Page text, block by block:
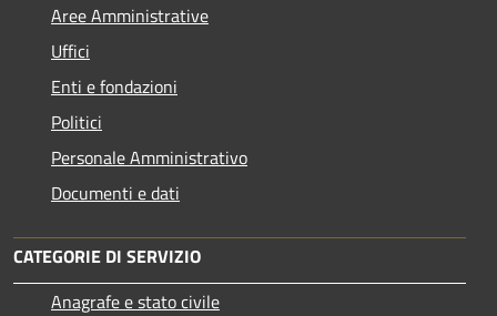
Aree Amministrative
Uffici
Enti e fondazioni
Politici
Personale Amministrativo
Documenti e dati
CATEGORIE DI SERVIZIO
Anagrafe e stato civile